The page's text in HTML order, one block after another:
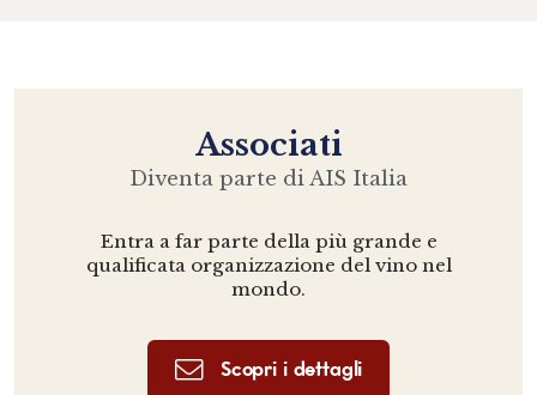
Associati
Diventa parte di AIS Italia
Entra a far parte della più grande e
qualificata organizzazione del vino nel
mondo.
Scopri i dettagli